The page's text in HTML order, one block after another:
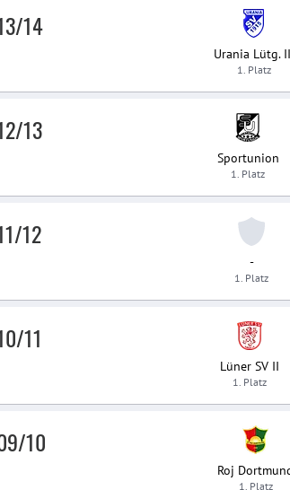
14
Urania Lütg.
1. Platz
13
Sportunion
1. Platz
12
-
1. Platz
11
Lüner SV II
1. Platz
10
Roj
1. Platz